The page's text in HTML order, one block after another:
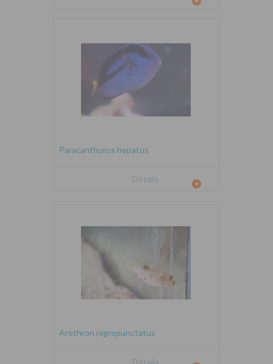
Paracanthurus hepatus
Détails
Arothron nigropunctatus
Détails